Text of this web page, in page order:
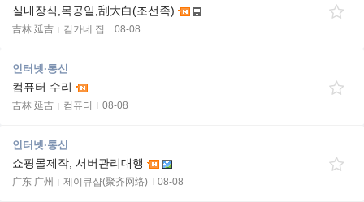
실내장식,목공일,刮大白(조선족)
吉林 延吉 김가네 집 08-08
인터넷·통신
컴퓨터 수리
吉林 延吉 컴퓨터 08-08
인터넷·통신
쇼핑몰제작, 서버관리대행
广东 广州 제이큐샵(聚齐网络) 08-08